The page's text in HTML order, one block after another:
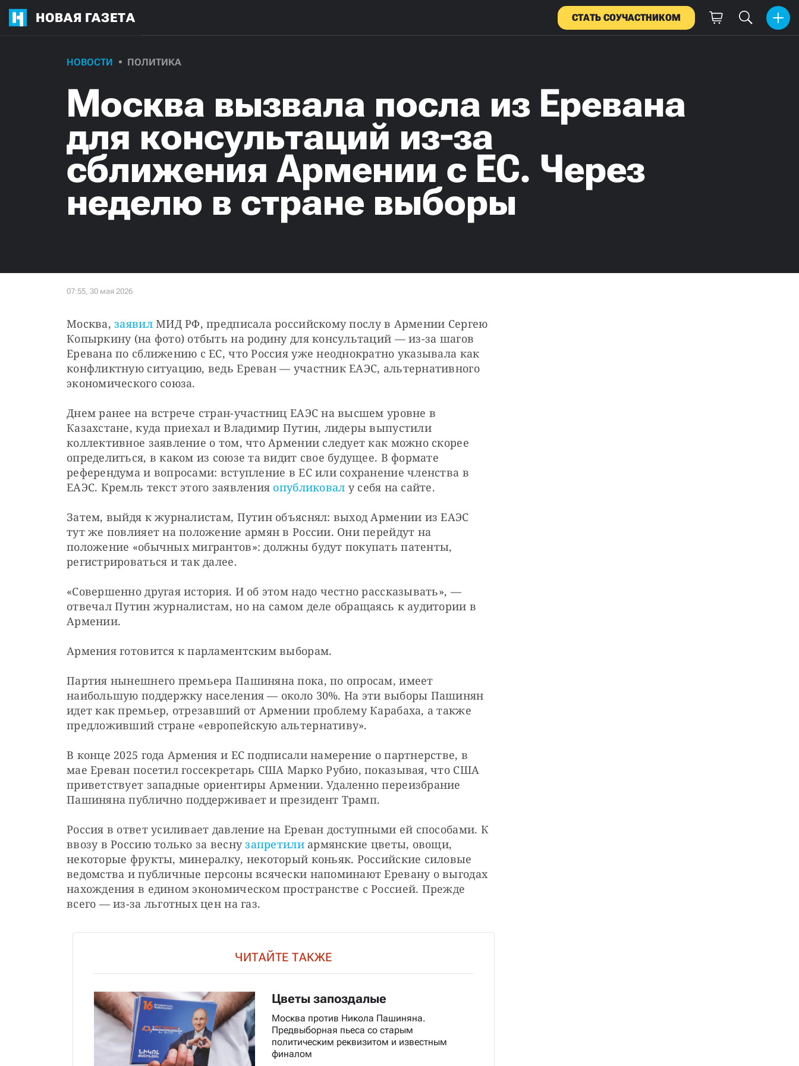
НОВАЯ ГАЗЕТА СТАТЬ СОУЧАСТНИКОМ
НОВОСТИ ПОЛИТИКА
Москва вызвала посла из Еревана
для консультаций из-за
сближения Армении с ЕС. Через
неделю в стране выборы
Москва, заявил МИД РФ, предписала российскому послу в Армении Сергею
Копыркину (на фото) отбыть на родину для консультаций — из-за шагов
Еревана по сближению с ЕС, что Россия уже неоднократно указывала как
конфликтную ситуацию, ведь Ереван — участник ЕАЭС, альтернативного
экономического союза.
Днем ранее на встрече стран-участниц ЕАЭС на высшем уровне в
Казахстане, куда приехал и Владимир Путин, лидеры выпустили
коллективное заявление о том, что Армении следует как можно скорее
определиться, в каком из союзе та видит свое будущее. В формате
референдума и вопросами: вступление в ЕС или сохранение членства в
ЕАЭС. Кремль текст этого заявления опубликовал у себя на сайте.
Затем, выйдя к журналистам, Путин объяснял: выход Армении из ЕАЭС
тут же повлияет на положение армян в России. Они перейдут на
положение «обычных мигрантов»: должны будут покупать патенты,
регистрироваться и так далее.
«Совершенно другая история. И об этом надо честно рассказывать», —
отвечал Путин журналистам, но на самом деле обращаясь к аудитории в
Армении.
Армения готовится к парламентским выборам.
Партия нынешнего премьера Пашиняна пока, по опросам, имеет
наибольшую поддержку населения — около 30%. На эти выборы Пашинян
идет как премьер, отрезавший от Армении проблему Карабаха, а также
предложивший стране «европейскую альтернативу».
В конце 2025 года Армения и ЕС подписали намерение о партнерстве, в
мае Ереван посетил госсекретарь США Марко Рубио, показывая, что США
приветствует западные ориентиры Армении. Удаленно переизбрание
Пашиняна публично поддерживает и президент Трамп.
Россия в ответ усиливает давление на Ереван доступными ей способами. К
ввозу в Россию только за весну запретили армянские цветы, овощи,
некоторые фрукты, минералку, некоторый коньяк. Российские силовые
ведомства и публичные персоны всячески напоминают Еревану о выгодах
нахождения в едином экономическом пространстве с Россией. Прежде
всего — из-за льготных цен на газ.
ЧИТАЙТЕ ТАКЖЕ
Цветы запоздалые
Москва против Никола Пашиняна.
Предвыборная пьеса со старым
политическим реквизитом и известным
финалом